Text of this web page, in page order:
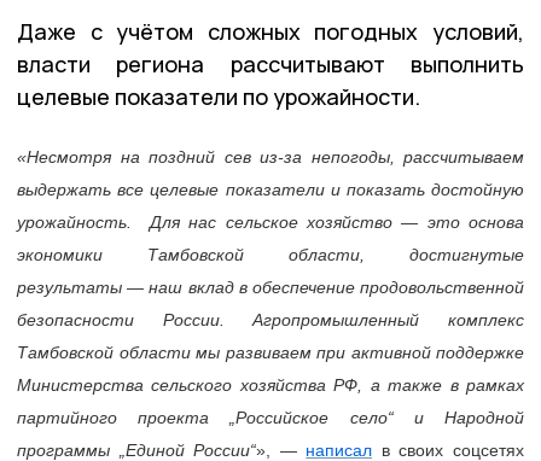
Даже с учётом сложных погодных условий,
власти региона рассчитывают выполнить
целевые показатели по урожайности.
«Несмотря на поздний сев из-за непогоды, рассчитываем
выдержать все целевые показатели и показать достойную
урожайность. Для нас сельское хозяйство — это основа
экономики Тамбовской области, достигнутые
результаты — наш вклад в обеспечение продовольственной
безопасности России. Агропромышленный комплекс
Тамбовской области мы развиваем при активной поддержке
Министерства сельского хозяйства РФ, а также в рамках
партийного проекта „Российское село“ и Народной
программы „Единой России“», — написал в своих соцсетях